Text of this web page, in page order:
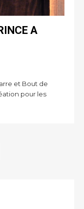
A
et Bout de
pour les